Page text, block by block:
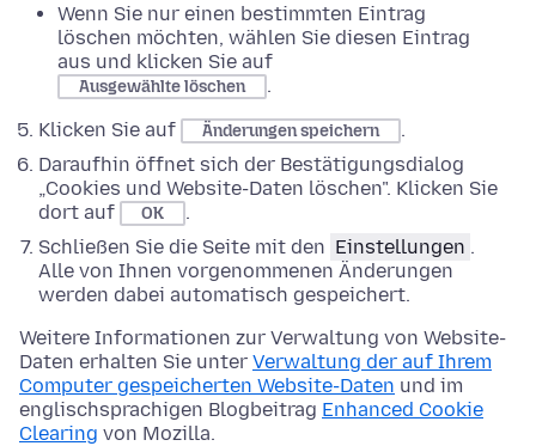
Wenn Sie nur einen bestimmten Eintrag
löschen möchten, wählen Sie diesen Eintrag
aus und klicken Sie auf
Ausgewählte löschen
.
Klicken Sie auf
Änderungen speichern
.
Daraufhin öffnet sich der Bestätigungsdialog
„Cookies und Website-Daten löschen". Klicken Sie
dort auf
OK
.
Schließen Sie die Seite mit den Einstellungen .
Alle von Ihnen vorgenommenen Änderungen
werden dabei automatisch gespeichert.
Weitere Informationen zur Verwaltung von Website-
Daten erhalten Sie unter Verwaltung der auf Ihrem
Computer gespeicherten Website-Daten und im
englischsprachigen Blogbeitrag Enhanced Cookie
Clearing von Mozilla.